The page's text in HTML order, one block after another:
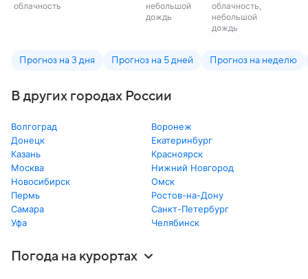
облачность
небольшой
дождь
облачность,
небольшой
дождь
Прогноз на 3 дня Прогноз на 5 дней Прогноз на неделю
В других городах России
Волгоград
Воронеж
Донецк
Екатеринбург
Казань
Красноярск
Москва
Нижний Новгород
Новосибирск
Омск
Пермь
Ростов-на-Дону
Самара
Санкт-Петербург
Уфа
Челябинск
Погода на курортах